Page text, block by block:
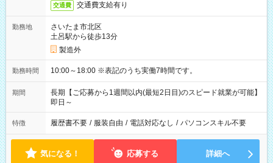
交通費 交通費支給有り
勤務地
さいたま市北区
土呂駅から徒歩13分
製造外
勤務時間 10:00～18:00 ※表記のうち実働7時間です。
期間
長期【ご応募から1週間以内(最短2日目)のスピード就業が可能】
即日～
特徴 履歴書不要 / 服装自由 / 電話対応なし / パソコンスキル不要
気になる！ 応募する 詳細へ